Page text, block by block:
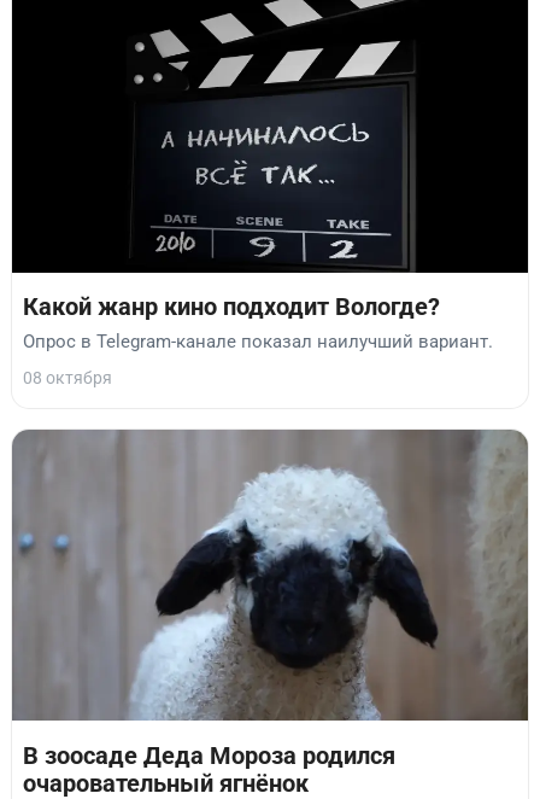
Какой жанр кино подходит Вологде?
Опрос в Telegram-канале показал наилучший вариант.
08 октября
В зоосаде Деда Мороза родился
очаровательный ягнёнок